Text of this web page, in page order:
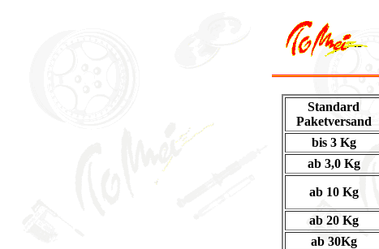
Standard
Paketversand
bis 3 Kg
ab 3,0 Kg
ab 10 Kg
ab 20 Kg
ab 30Kg